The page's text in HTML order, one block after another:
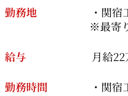
勤務地 ・関宿工場
※最寄り駅：朝
給与
月給
勤務時間 ・関宿工場